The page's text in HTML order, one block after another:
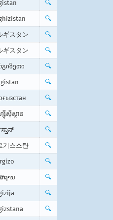
🔍
🔍
ギスタン 🔍
ギスタン 🔍
🔍
🔍
🔍
ស៊ីស្ថាន 🔍
🔍
기스스탄 🔍
🔍
ຖານ 🔍
🔍
🔍